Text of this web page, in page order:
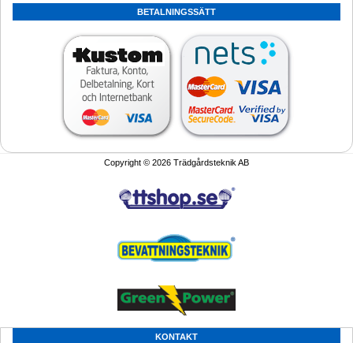
BETALNINGSSÄTT
Copyright © 2026 Trädgårdsteknik AB
KONTAKT